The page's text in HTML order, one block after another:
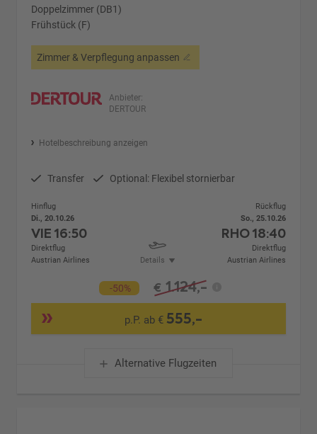
Doppelzimmer (DB1)
Frühstück (F)
Zimmer & Verpflegung anpassen
Anbieter:
DERTOUR
Hotelbeschreibung anzeigen
Transfer Optional: Flexibel stornierbar
Hinflug
Di., 20.10.26
VIE16:50
Direktflug
Austrian Airlines
Details
Rückflug
So., 25.10.26
RHO18:40
Direktflug
Austrian Airlines
-50% € 1.124,-
p.P. ab € 555,-
Alternative Flugzeiten